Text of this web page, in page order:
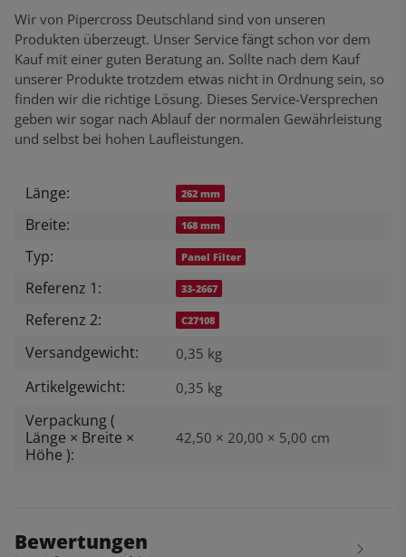
Wir von Pipercross Deutschland sind von unseren
Produkten überzeugt. Unser Service fängt schon vor dem
Kauf mit einer guten Beratung an. Sollte nach dem Kauf
unserer Produkte trotzdem etwas nicht in Ordnung sein, so
finden wir die richtige Lösung. Dieses Service-Versprechen
geben wir sogar nach Ablauf der normalen Gewährleistung
und selbst bei hohen Laufleistungen.
Produkteigenschaft
Wert
Länge: 262 mm
Breite: 168 mm
Typ: Panel Filter
Referenz 1: 33-2667
Referenz 2: C27108
Versandgewicht: 0,35 kg
Artikelgewicht: 0,35 kg
Verpackung (
Länge × Breite ×
Höhe ):
42,50 × 20,00 × 5,00 cm
Bewertungen